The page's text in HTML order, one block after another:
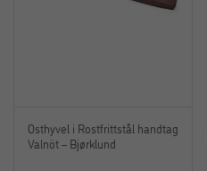
Osthyvel i Rostfrittstål handtag
Valnöt – Bjørklund